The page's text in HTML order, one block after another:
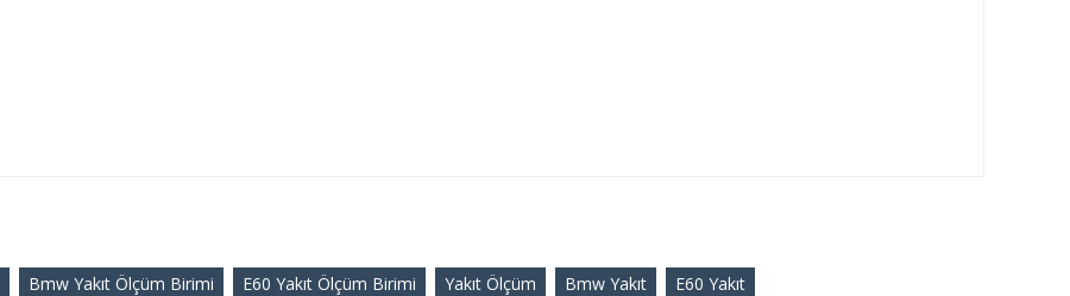
Bmw Yakıt Ölçüm Birimi E60 Yakıt Ölçüm Birimi Yakıt Ölçüm Bmw Yakıt E60 Yakıt